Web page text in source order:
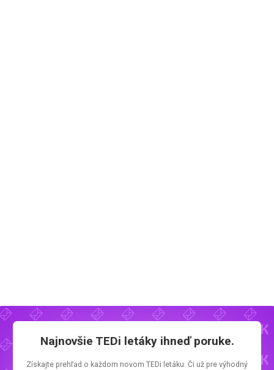
Najnovšie TEDi letákyihneď poruke.
Získajte prehľad o každom novom TEDi letáku. Či už pre výhodný